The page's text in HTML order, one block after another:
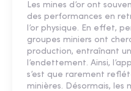
Les mines d’or ont
des performances en
l’or physique. En effet,
groupes miniers ont
production, entraînant
l’endettement. Ainsi,
s’est que rarement
minières. Désormais, les